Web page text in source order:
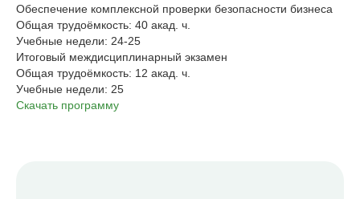
Обеспечение комплексной проверки безопасности бизнеса
Общая трудоёмкость: 40 акад. ч.
Учебные недели: 24-25
Итоговый междисциплинарный экзамен
Общая трудоёмкость: 12 акад. ч.
Учебные недели: 25
Скачать программу